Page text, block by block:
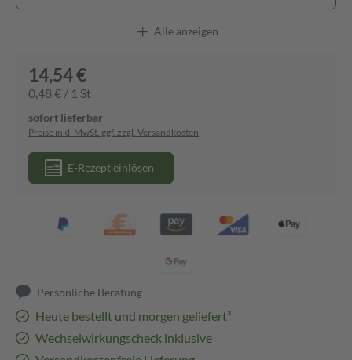
Alle anzeigen
14,54 €
0,48 € / 1 St
sofort lieferbar
Preise inkl. MwSt. ggf. zzgl. Versandkosten
E-Rezept einlösen
Persönliche Beratung
Heute bestellt und morgen geliefert³
Wechselwirkungscheck inklusive